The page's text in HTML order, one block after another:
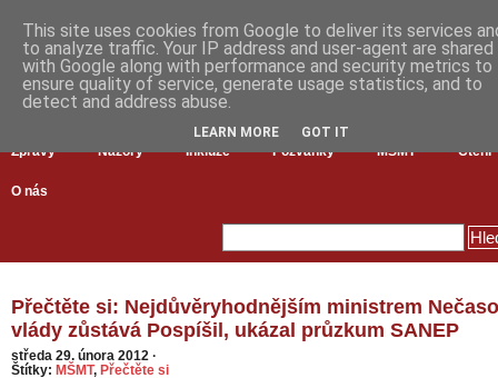
Zprávy Názory Inkluze Pozvánky MŠMT Čtení
O nás
Přečtěte si: Nejdůvěryhodnějším ministrem
vlády zůstává Pospíšil, ukázal průzkum SANEP
středa 29. února 2012 ·
Štítky: MŠMT, Přečtěte si
This site uses cookies from Google to deliver its services
to analyze traffic. Your IP address and user-agent are shared
with Google along with performance and security metrics to
ensure quality of service, generate usage statistics, and to
detect and address abuse.
LEARN MORE GOT IT